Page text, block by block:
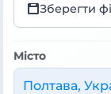
Зберегти
Місто
Полтава,